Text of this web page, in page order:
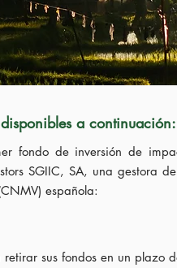
a continuación:
fondo de inversión de
SGIIC, SA, una gestora
española:
sus fondos en un plazo